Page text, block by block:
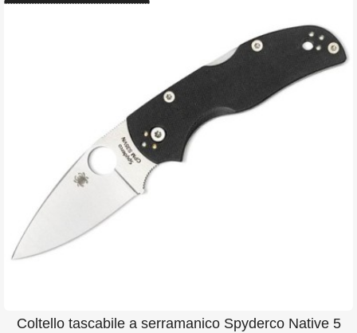
Coltello tascabile a serramanico Spyderco Native 5